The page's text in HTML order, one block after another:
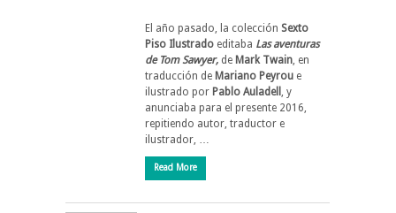
El año pasado, la colección Sexto
Piso Ilustrado editaba Las aventuras
de Tom Sawyer, de Mark Twain , en
traducción de Mariano Peyrou e
ilustrado por Pablo Auladell
, y
anunciaba para el presente 2016,
repitiendo autor, traductor e
ilustrador, …
Read More